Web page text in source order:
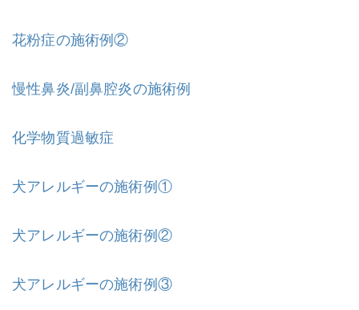
花粉症の施術例②
慢性鼻炎/副鼻腔炎の施術例
化学物質過敏症
犬アレルギーの施術例①
犬アレルギーの施術例②
犬アレルギーの施術例③